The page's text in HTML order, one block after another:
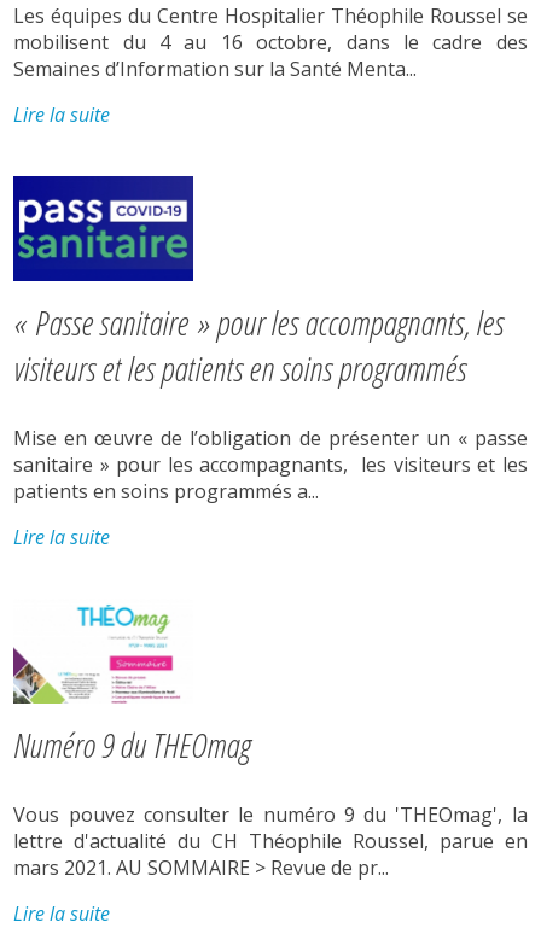
Les équipes du Centre Hospitalier Théophile Roussel se
mobilisent du 4 au 16 octobre, dans le cadre des
Semaines d’Information sur la Santé Menta...
Lire la suite
« Passe sanitaire » pour les accompagnants, les
visiteurs et les patients en soins programmés
Mise en œuvre de l’obligation de présenter un « passe
sanitaire » pour les accompagnants, les visiteurs et les
patients en soins programmés a...
Lire la suite
Numéro 9 du THEOmag
Vous pouvez consulter le numéro 9 du 'THEOmag', la
lettre d'actualité du CH Théophile Roussel, parue en
mars 2021. AU SOMMAIRE > Revue de pr...
Lire la suite